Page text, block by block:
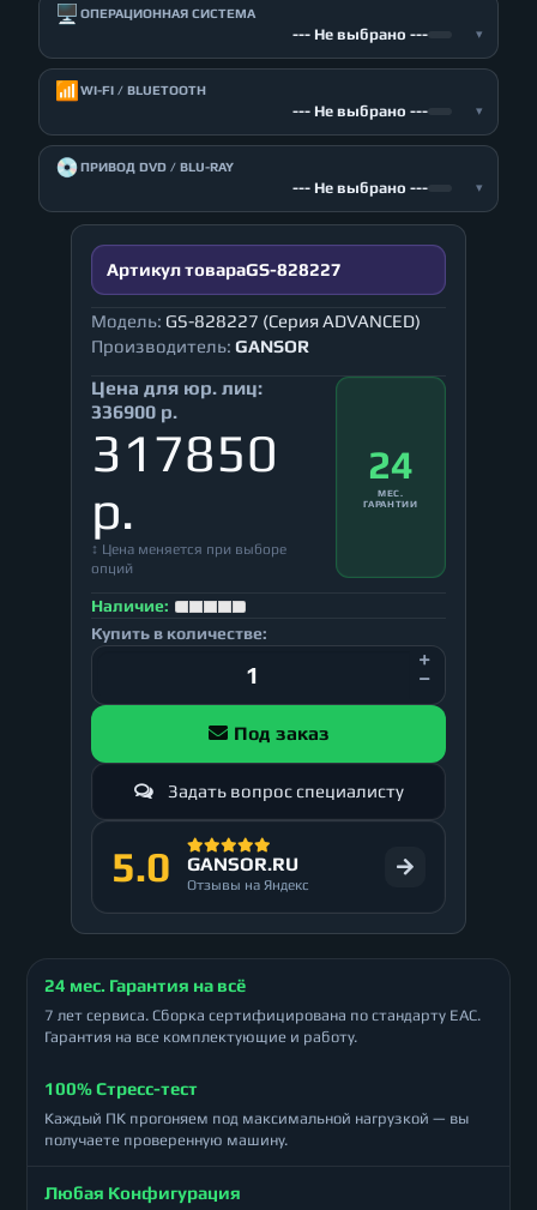
🖥️ ОПЕРАЦИОННАЯ СИСТЕМА
--- Не выбрано --- ▾
📶 WI-FI / BLUETOOTH
--- Не выбрано --- ▾
💿ПРИВОД DVD / BLU-RAY
--- Не выбрано --- ▾
Артикул товараGS-828227
Модель: GS-828227 (Серия ADVANCED)
Производитель: GANSOR
Цена для юр. лиц:
336900 р.
317850
р.
↕ Цена меняется при выборе
опций
24
МЕС.
ГАРАНТИИ
Наличие:
Купить в количестве:
Под заказ
Задать вопрос специалисту
5.0 GANSOR.RU
Отзывы на Яндекс
24 мес. Гарантия на всё
7 лет сервиса. Сборка сертифицирована по стандарту ЕАС.
Гарантия на все комплектующие и работу.
100% Стресс-тест
Каждый ПК прогоняем под максимальной нагрузкой — вы
получаете проверенную машину.
Любая Конфигурация